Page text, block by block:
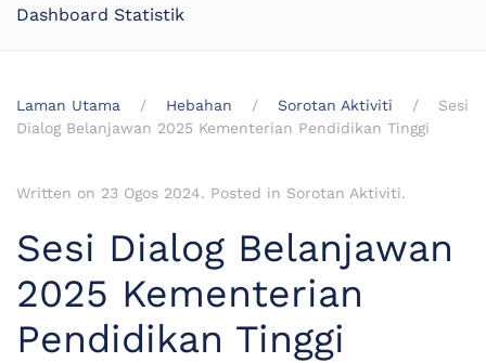
Dashboard Statistik
Laman Utama Hebahan Sorotan Aktiviti
Sesi
Dialog Belanjawan 2025 Kementerian Pendidikan Tinggi
Written on 23 Ogos 2024. Posted in Sorotan Aktiviti.
Sesi Dialog Belanjawan
2025 Kementerian
Pendidikan Tinggi